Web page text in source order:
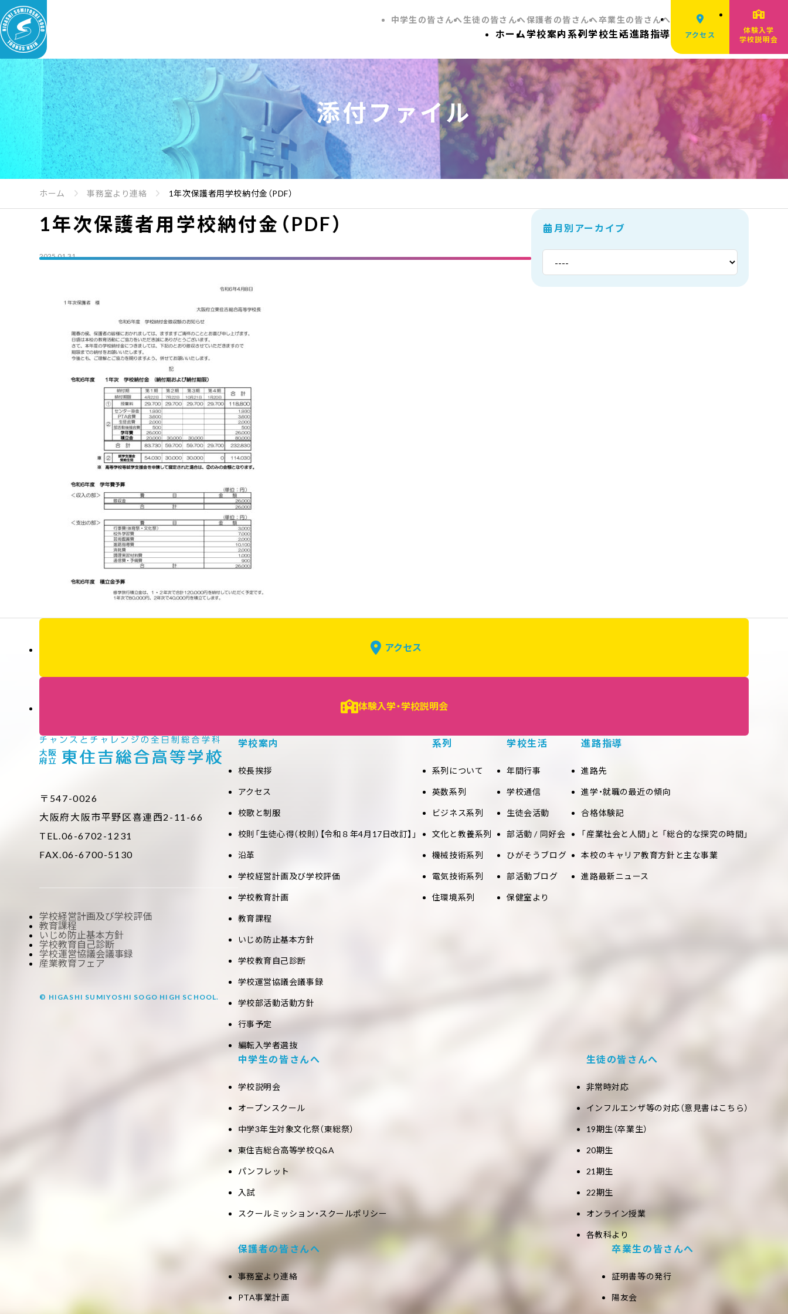
中学生の皆さんへ生徒の皆さんへ保護者の皆さんへ卒業生の皆さんへ
ホーム 学校案内 系列学校生活進路指導 アクセス
体験入学
学校説明会
添付ファイル
ホーム 事務室より連絡 1年次保護者用学校納付金（PDF）
1年次保護者用学校納付金（PDF）
2025.01.31
月別アーカイブ
アクセス
体験入学・学校説明会
学校案内
校長挨拶
アクセス
校歌と制服
校則「生徒心得（校則）【令和８年4月17日改訂】」
沿革
学校経営計画及び学校評価
学校教育計画
教育課程
いじめ防止基本方針
学校教育自己診断
学校運営協議会議事録
学校部活動活動方針
行事予定
編転入学者選抜
系列
系列について
英数系列
ビジネス系列
文化と教養系列
機械技術系列
電気技術系列
住環境系列
学校生活
年間行事
学校通信
生徒会活動
部活動 / 同好会
ひがそうブログ
部活動ブログ
保健室より
進路指導
進路先
進学・就職の最近の傾向
合格体験記
「産業社会と人間」と 「総合的な探究の時間」
本校のキャリア教育方針と主な事業
進路最新ニュース
中学生の皆さんへ
学校説明会
オープンスクール
中学3年生対象文化祭（東総祭）
東住吉総合高等学校Q&A
パンフレット
入試
スクールミッション・スクールポリシー
生徒の皆さんへ
非常時対応
インフルエンザ等の対応（意見書はこちら）
19期生（卒業生）
20期生
21期生
22期生
オンライン授業
各教科より
保護者の皆さんへ
事務室より連絡
PTA事業計画
卒業生の皆さんへ
証明書等の発行
陽友会
〒547-0026
大阪府大阪市平野区喜連西2-11-66
TEL.06-6702-1231
FAX.06-6700-5130
学校経営計画及び学校評価
教育課程
いじめ防止基本方針
学校教育自己診断
学校運営協議会議事録
産業教育フェア
© HIGASHI SUMIYOSHI SOGO HIGH SCHOOL.